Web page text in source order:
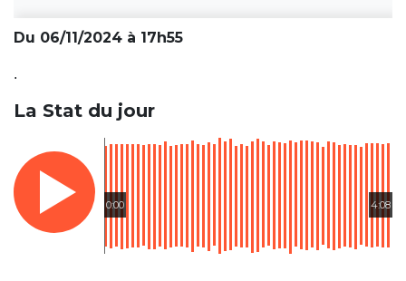
Du 06/11/2024 à 17h55
.
La Stat du jour
0:00 4:08